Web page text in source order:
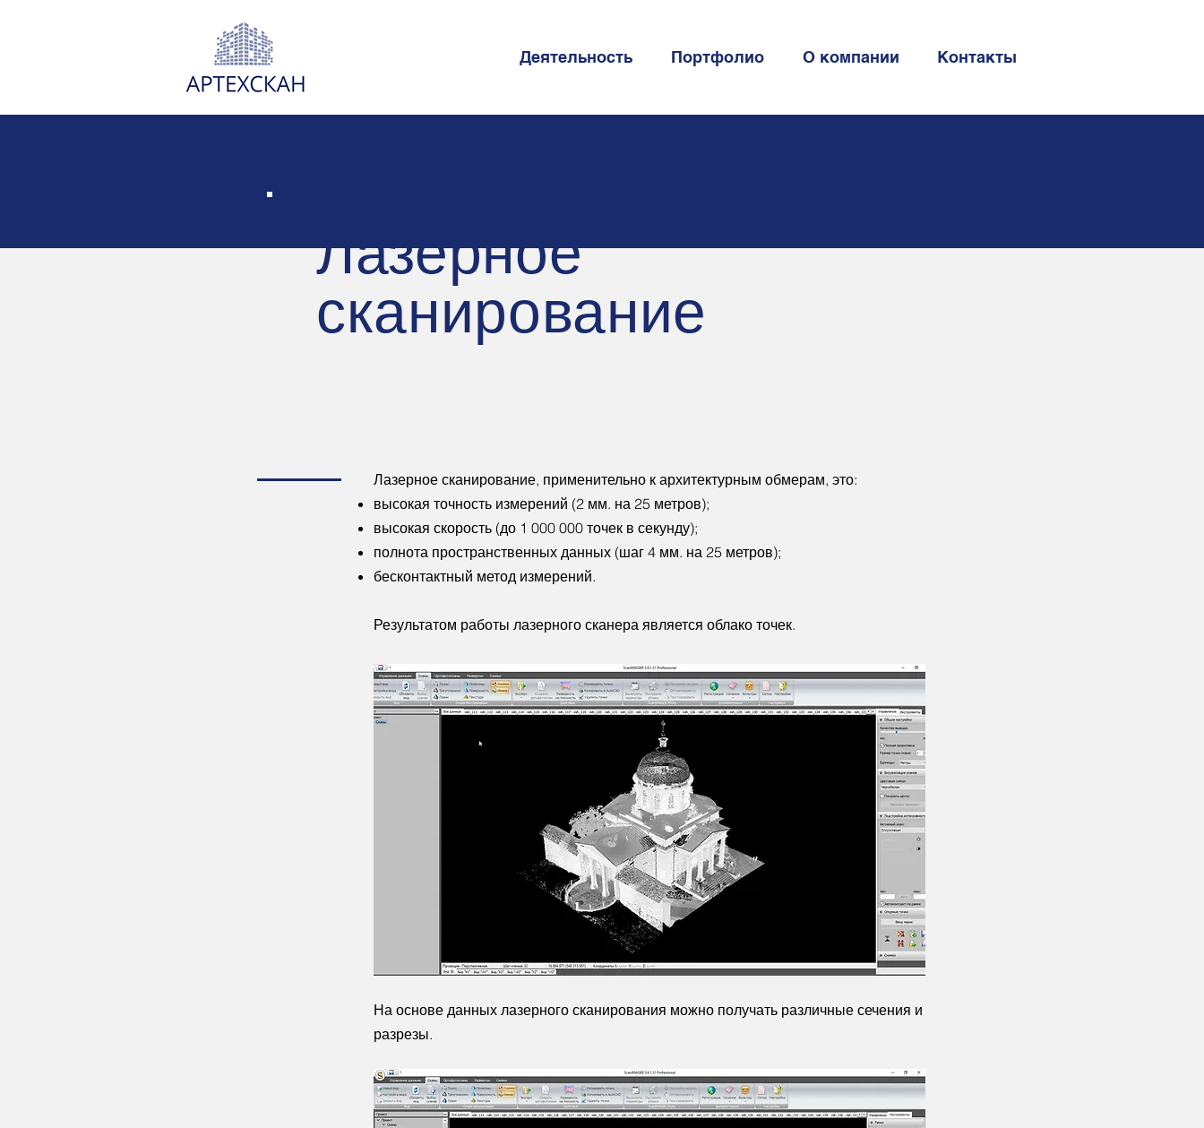
Деятельность Портфолио О компании Контакты
Лазерное
сканирование
Лазерное сканирование, применительно к архитектурным обмерам, это:
высокая точность измерений (2 мм. на 25 метров);
высокая скорость (до 1 000 000 точек в секунду);
полнота пространственных данных (шаг 4 мм. на 25 метров);
бесконтактный метод измерений.​​
Результатом работы лазерного сканера является облако точек.
На основе данных лазерного сканирования можно получать различные сечения и
разрезы.